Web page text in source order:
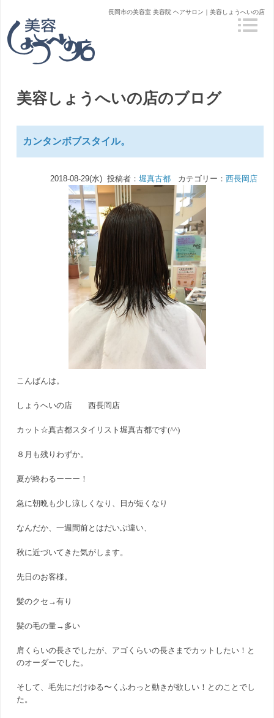
長岡市の美容室 美容院 ヘアサロン｜美容しょうへいの店
美容しょうへいの店のブログ
カンタンボブスタイル。
2018-08-29(水) 投稿者： 堀真古都カテゴリー： 西長岡店
こんばんは。
しょうへいの店 西長岡店
カット☆真古都スタイリスト堀真古都です(^^)
８月も残りわずか。
夏が終わるーーー！
急に朝晩も少し涼しくなり、日が短くなり
なんだか、一週間前とはだいぶ違い、
秋に近づいてきた気がします。
先日のお客様。
髪のクセ→有り
髪の毛の量→多い
肩くらいの長さでしたが、アゴくらいの長さまでカットしたい！と
のオーダーでした。
そして、毛先にだけゆる〜くふわっと動きが欲しい！とのことでし
た。